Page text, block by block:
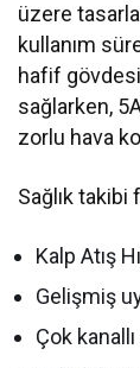
üzere
kullanım
hafif
sağlarken,
zorlu hava
Sağlık takibi
Kalp Atış
Gelişmiş
Çok